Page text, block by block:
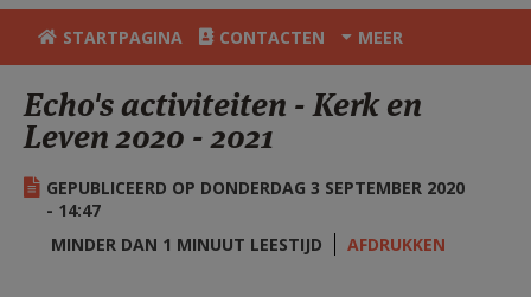
KERK
VIERINGEN
SHOP
HULP
STARTPAGINA PORTAAL
STARTPAGINA CONTACTEN MEER
Echo's activiteiten - Kerk en
Leven 2020 - 2021
GEPUBLICEERD OP DONDERDAG 3 SEPTEMBER 2020
- 14:47
MINDER DAN 1 MINUUT LEESTIJD
AFDRUKKEN